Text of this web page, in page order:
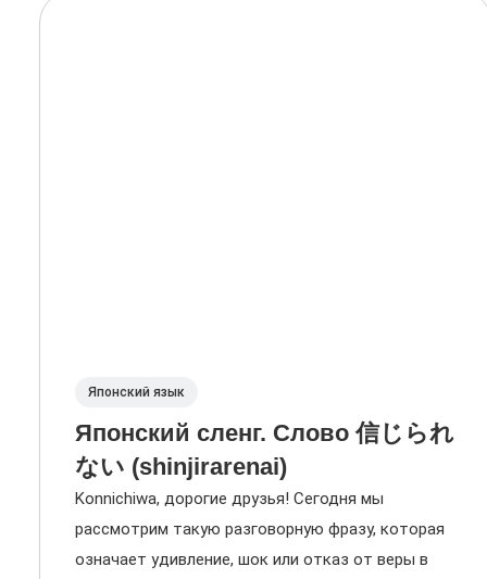
Японский язык
Японский сленг. Слово 信じられ
ない (shinjirarenai)
Konnichiwa, дорогие друзья! Сегодня мы
рассмотрим такую разговорную фразу, которая
означает удивление, шок или отказ от веры в